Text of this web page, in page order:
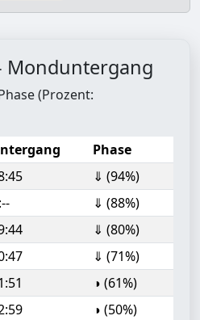
Monduntergang
(Prozent:
Phase
⇓ (94%)
⇓ (88%)
⇓ (80%)
⇓ (71%)
◑ (61%)
◑ (50%)